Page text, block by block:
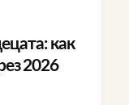
как
2026